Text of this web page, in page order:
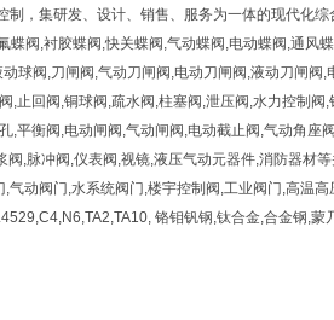
制，集研发、设计、销售、服务为一体的现代化综
阀,衬胶蝶阀,快关蝶阀,气动蝶阀,电动蝶阀,通风
球阀,刀闸阀,气动刀闸阀,电动刀闸阀,液动刀闸阀,
,止回阀,铜球阀,疏水阀,柱塞阀,泄压阀,水力控制阀,
,平衡阀,电动闸阀,气动闸阀,电动截止阀,气动角座
,脉冲阀,仪表阀,视镜,液压气动元器件,消防器材
动阀门,水系统阀门,楼宇控制阀,工业阀门,高温高
铬钼钒钢,钛合金,合金钢,蒙